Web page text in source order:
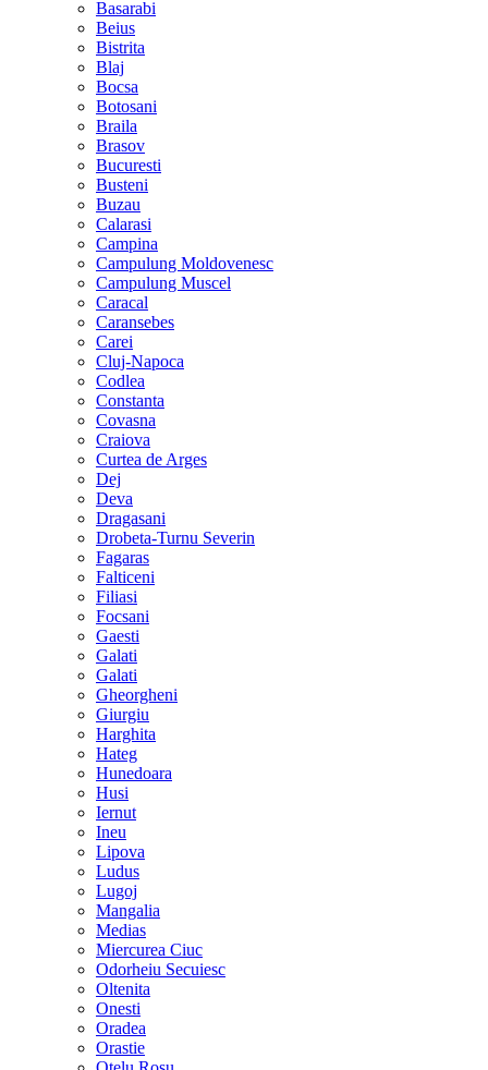
Basarabi
Beius
Bistrita
Blaj
Bocsa
Botosani
Braila
Brasov
Bucuresti
Busteni
Buzau
Calarasi
Campina
Campulung Moldovenesc
Campulung Muscel
Caracal
Caransebes
Carei
Cluj-Napoca
Codlea
Constanta
Covasna
Craiova
Curtea de Arges
Dej
Deva
Dragasani
Drobeta-Turnu Severin
Fagaras
Falticeni
Filiasi
Focsani
Gaesti
Galati
Galati
Gheorgheni
Giurgiu
Harghita
Hateg
Hunedoara
Husi
Iernut
Ineu
Lipova
Ludus
Lugoj
Mangalia
Medias
Miercurea Ciuc
Odorheiu Secuiesc
Oltenita
Onesti
Oradea
Orastie